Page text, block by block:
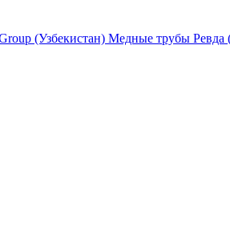
(Узбекистан) Медные трубы Ревда